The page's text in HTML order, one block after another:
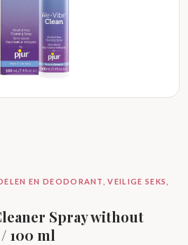
EN DEODORANT, VEILIGE SEKS,
Spray without
100 ml